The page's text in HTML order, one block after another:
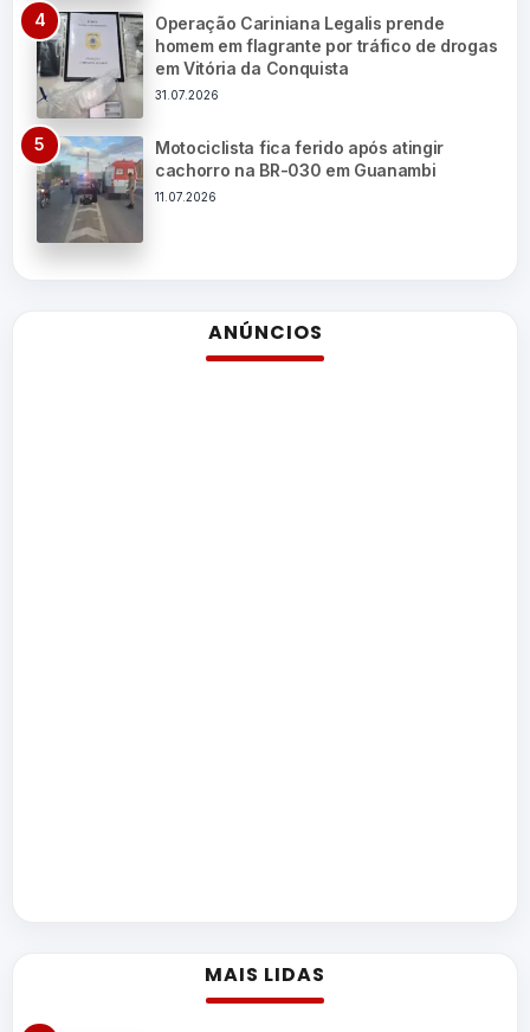
Operação Cariniana Legalis prende
homem em flagrante por tráfico de drogas
em Vitória da Conquista
31.07.2026
Motociclista fica ferido após atingir
cachorro na BR-030 em Guanambi
11.07.2026
ANÚNCIOS
MAIS LIDAS